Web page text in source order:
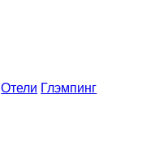
Отели Глэмпинг